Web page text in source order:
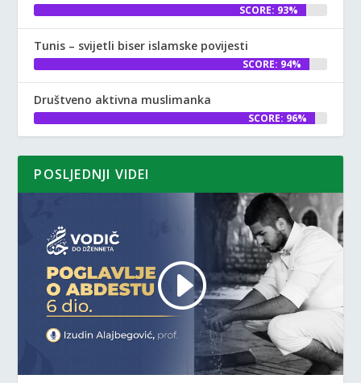
SCORE: 93%
Tunis – svijetli biser islamske povijesti
SCORE: 94%
Društveno aktivna muslimanka
SCORE: 96%
POSLJEDNJI VIDEI